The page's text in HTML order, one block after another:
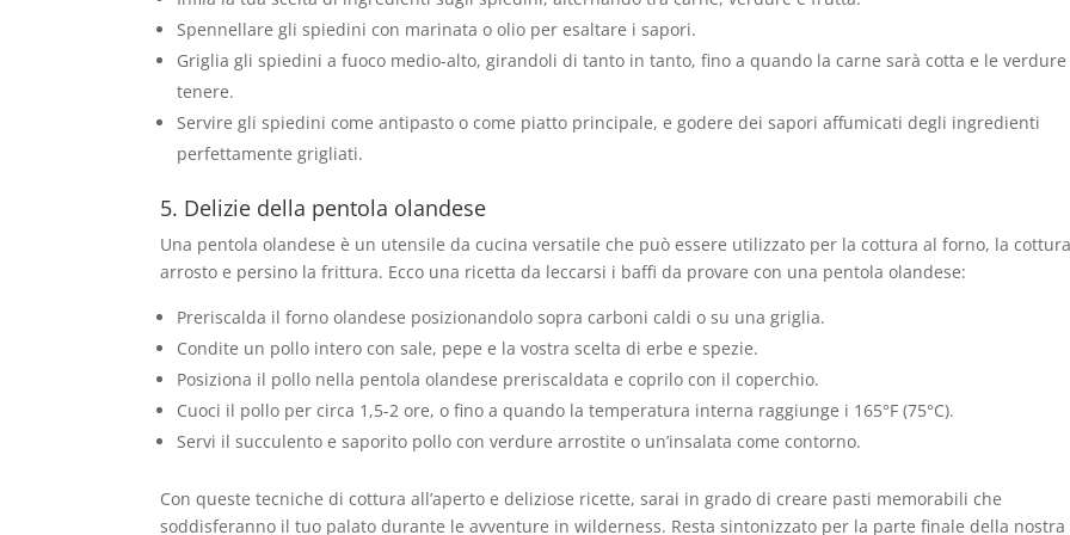
Spennellare gli spiedini con marinata o olio per esaltare i sapori.
Griglia gli spiedini a fuoco medio-alto, girandoli di tanto in tanto, fino a quando la carne sarà cotta e le verdure
tenere.
Servire gli spiedini come antipasto o come piatto principale, e godere dei sapori affumicati degli ingredienti
perfettamente grigliati.
5. Delizie della pentola olandese
Una pentola olandese è un utensile da cucina versatile che può essere utilizzato per la cottura al forno, la
arrosto e persino la frittura. Ecco una ricetta da leccarsi i baffi da provare con una pentola olandese:
Preriscalda il forno olandese posizionandolo sopra carboni caldi o su una griglia.
Condite un pollo intero con sale, pepe e la vostra scelta di erbe e spezie.
Posiziona il pollo nella pentola olandese preriscaldata e coprilo con il coperchio.
Cuoci il pollo per circa 1,5-2 ore, o fino a quando la temperatura interna raggiunge i 165°F (75°C).
Servi il succulento e saporito pollo con verdure arrostite o un’insalata come contorno.
Con queste tecniche di cottura all’aperto e deliziose ricette, sarai in grado di creare pasti memorabili che
soddisferanno il tuo palato durante le avventure in wilderness. Resta sintonizzato per la parte finale della nostra